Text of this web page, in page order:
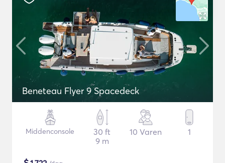
Beneteau Flyer 9 Spacedeck
Middenconsole
30 ft
9 m
10 Varen 1